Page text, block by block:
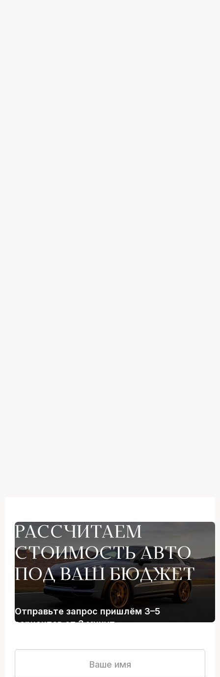
РАССЧИТАЕМ
СТОИМОСТЬ АВТО
ПОД ВАШ БЮДЖЕТ
Отправьте запрос пришлём 3–5
вариантов от 3 минут